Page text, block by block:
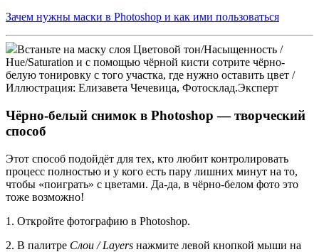
Зачем нужны маски в Photoshop и как ими пользоваться
Встаньте на маску слоя Цветовой тон/Насыщенность /
Hue/Saturation и с помощью чёрной кисти сотрите чёрно-
белую тонировку с того участка, где нужно оставить цвет /
Иллюстрация: Елизавета Чечевица, Фотосклад.Эксперт
Чёрно-белый снимок в Photoshop — творческий
способ
Этот способ подойдёт для тех, кто любит контролировать
процесс полностью и у кого есть пару лишних минут на то,
чтобы «поиграть» с цветами. Да-да, в чёрно-белом фото это
тоже возможно!
1. Откройте фотографию в Photoshop.
2. В палитре Слои / Layers нажмите левой кнопкой мыши на